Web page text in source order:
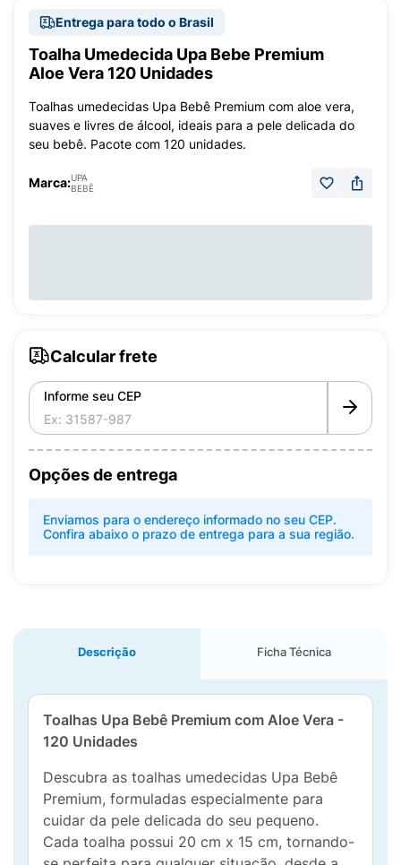
Entrega para todo o Brasil
Toalha Umedecida Upa Bebe Premium
Aloe Vera 120 Unidades
Toalhas umedecidas Upa Bebê Premium com aloe vera,
suaves e livres de álcool, ideais para a pele delicada do
seu bebê. Pacote com 120 unidades.
Marca:UPA
BEBÊ
Calcular frete
Informe seu CEP
Opções de entrega
Enviamos para o endereço informado no seu CEP.
Confira abaixo o prazo de entrega para a sua região.
Descrição Ficha Técnica
Toalhas Upa Bebê Premium com Aloe Vera -
120 Unidades
Descubra as toalhas umedecidas Upa Bebê
Premium, formuladas especialmente para
cuidar da pele delicada do seu pequeno.
Cada toalha possui 20 cm x 15 cm, tornando-